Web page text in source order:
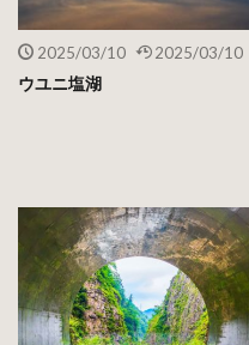
2025/03/10 2025/03/10
ウユニ塩湖